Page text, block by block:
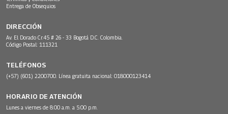
Entrega de Obsequios
DIRECCIÓN
Av. El Dorado Cr.45 # 26 - 33 Bogotá D.C. Colombia.
Código Postal: 111321
TELÉFONOS
(+57) (601) 2200700. Línea gratuita nacional: 018000123414
HORARIO DE ATENCIÓN
Lunes a viernes de 8:00 a.m. a 5:00 p.m.